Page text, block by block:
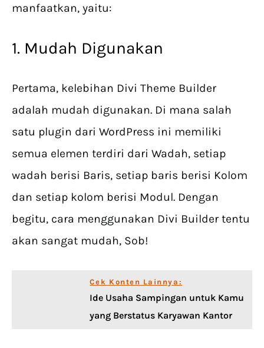
manfaatkan, yaitu:
1. Mudah Digunakan
Pertama, kelebihan Divi Theme Builder
adalah mudah digunakan. Di mana salah
satu plugin dari WordPress ini memiliki
semua elemen terdiri dari Wadah, setiap
wadah berisi Baris, setiap baris berisi Kolom
dan setiap kolom berisi Modul. Dengan
begitu, cara menggunakan Divi Builder tentu
akan sangat mudah, Sob!
Cek Konten Lainnya:
Ide Usaha Sampingan untuk Kamu
yang Berstatus Karyawan Kantor